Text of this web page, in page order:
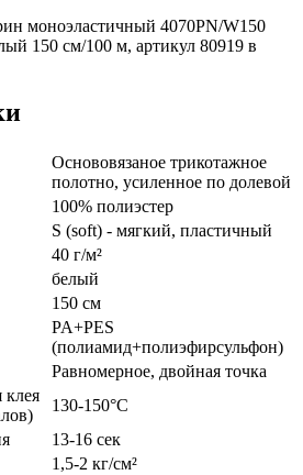
моноэластичный 4070PN/W150
150 см/100 м, артикул 80919 в
Основовязаное трикотажное
полотно, усиленное по долевой
100% полиэстер
S (soft) - мягкий, пластичный
40 г/м²
белый
150 см
PA+PES
(полиамид+полиэфирсульфон)
Равномерное, двойная точка
клея
130-150°С
13-16 сек
1,5-2 кг/см²